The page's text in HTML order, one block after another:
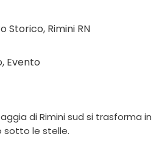
Rimini RN
Evento
di Rimini sud si trasforma in
sotto le stelle.